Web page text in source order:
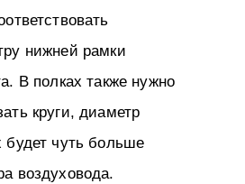
нижней рамки
В полках также нужно
круги, диаметр
будет чуть больше
воздуховода.